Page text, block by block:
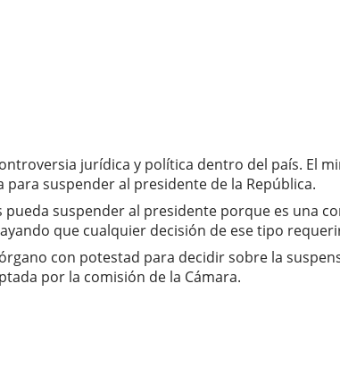
jurídica y política dentro del país. El
suspender al presidente de la República.
suspender al presidente porque es una
que cualquier decisión de ese tipo
con potestad para decidir sobre la
por la comisión de la Cámara.